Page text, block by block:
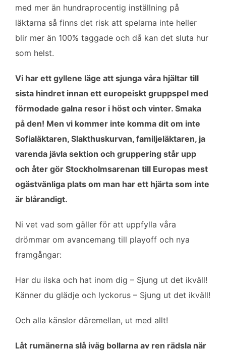
med mer än hundraprocentig inställning på
läktarna så finns det risk att spelarna inte heller
blir mer än 100% taggade och då kan det sluta hur
som helst.
Vi har ett gyllene läge att sjunga våra hjältar till
sista hindret innan ett europeiskt gruppspel med
förmodade galna resor i höst och vinter. Smaka
på den! Men vi kommer inte komma dit om inte
Sofialäktaren, Slakthuskurvan, familjeläktaren, ja
varenda jävla sektion och gruppering står upp
och åter gör Stockholmsarenan till Europas mest
ogästvänliga plats om man har ett hjärta som inte
är blårandigt.
Ni vet vad som gäller för att uppfylla våra
drömmar om avancemang till playoff och nya
framgångar:
Har du ilska och hat inom dig – Sjung ut det ikväll!
Känner du glädje och lyckorus – Sjung ut det ikväll!
Och alla känslor däremellan, ut med allt!
Låt rumänerna slå iväg bollarna av ren rädsla när